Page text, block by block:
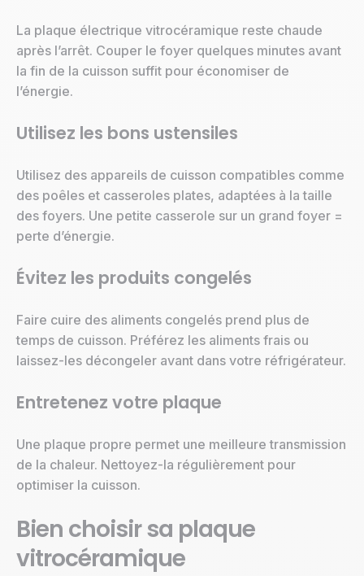
La plaque électrique vitrocéramique reste chaude
après l’arrêt. Couper le foyer quelques minutes avant
la fin de la cuisson suffit pour économiser de
l’énergie.
Utilisez les bons ustensiles
Utilisez des appareils de cuisson compatibles comme
des poêles et casseroles plates, adaptées à la taille
des foyers. Une petite casserole sur un grand foyer =
perte d’énergie.
Évitez les produits congelés
Faire cuire des aliments congelés prend plus de
temps de cuisson. Préférez les aliments frais ou
laissez-les décongeler avant dans votre réfrigérateur.
Entretenez votre plaque
Une plaque propre permet une meilleure transmission
de la chaleur. Nettoyez-la régulièrement pour
optimiser la cuisson.
Bien choisir sa plaque
vitrocéramique